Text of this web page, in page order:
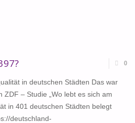
0
in deutschen Städten Das war
ZDF – Studie „Wo lebt es sich am
in 401 deutschen Städten belegt
deutschland-